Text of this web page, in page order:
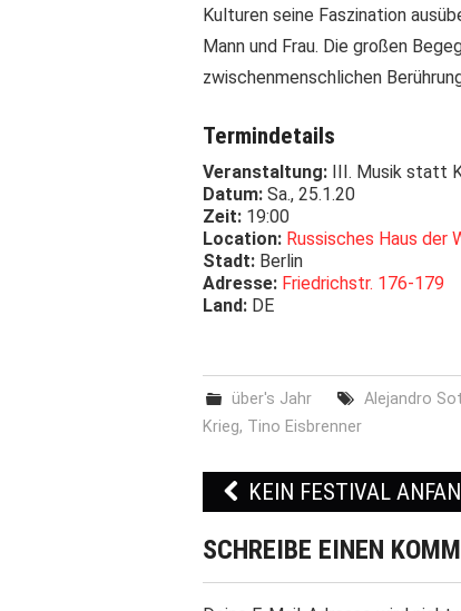
Kulturen seine Faszination
Mann und Frau. Die großen
zwischenmenschlichen
Termindetails
Veranstaltung: III. Musik statt
Datum: Sa., 25.1.20
Zeit: 19:00
Location: Russisches Haus der
Stadt: Berlin
Adresse: Friedrichstr. 176-179
Land: DE
über's Jahr Alejandro
Krieg, Tino Eisbrenner
KEIN FESTIVAL
SCHREIBE EINEN